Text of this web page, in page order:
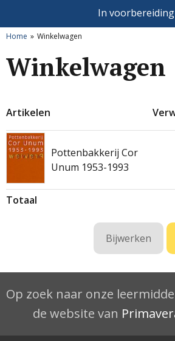
In voorbereiding
Home Winkelwagen
Winkelwagen
Artikelen
Pottenbakkerij Cor
Unum 1953-1993
Totaal
Op zoek naar onze
de website van